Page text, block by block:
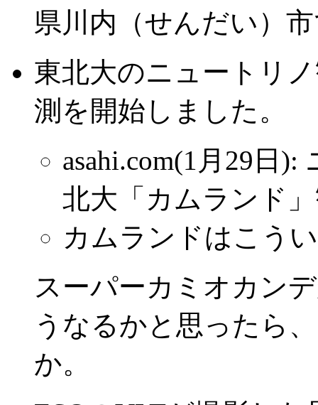
県川内（せんだい）
東北大のニュートリ
測を開始しました。
asahi.com(1月29日
北大「カムランド
カムランドはこう
スーパーカミオカン
うなるかと思ったら
か。